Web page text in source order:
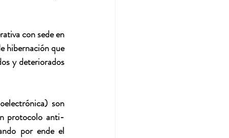
con sede en
hibernación que
y deteriorados
son
protocolo anti-
por ende el